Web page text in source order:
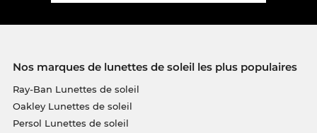
Nos marques de lunettes de soleil les plus populaires
Ray-Ban Lunettes de soleil
Oakley Lunettes de soleil
Persol Lunettes de soleil